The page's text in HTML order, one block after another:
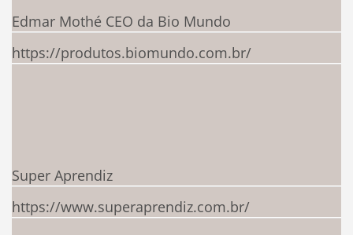
Edmar Mothé CEO da Bio Mundo
https://produtos.biomundo.com.br/
Super Aprendiz
https://www.superaprendiz.com.br/